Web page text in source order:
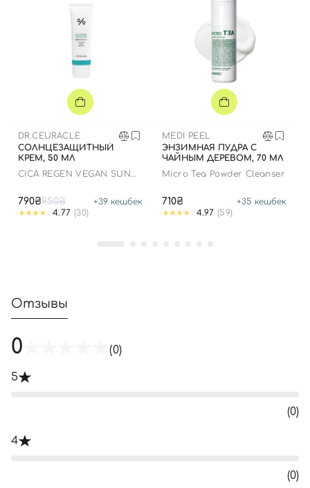
DR.CEURACLE
СОЛНЦЕЗАЩИТНЫЙ
КРЕМ, 50 МЛ
СICA REGEN VEGAN SUN
790₴950₴ +39 кешбек
4.77 (30)
MEDI PEEL
ЭНЗИМНАЯ ПУДРА С
ЧАЙНЫМ ДЕРЕВОМ, 70 МЛ
Micro Tea Powder Cleanser
710₴ +35 кешбек
4.97 (59)
Отзывы
0 (0)
5
(0)
4
(0)